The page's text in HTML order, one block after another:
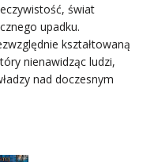
świat
upadku.
kształtowaną
nienawidząc ludzi,
nad doczesnym